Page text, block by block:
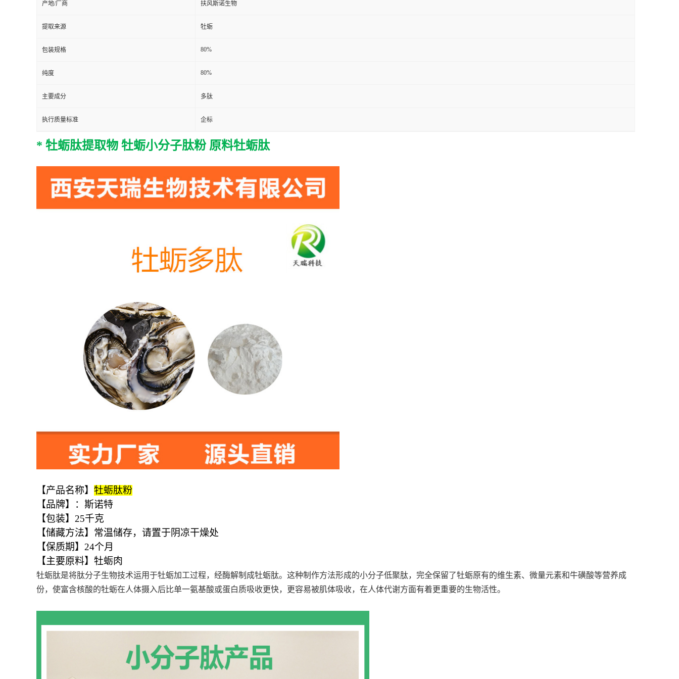
产地/厂商 扶风斯诺生物
提取来源 牡蛎
包装规格 80%
纯度 80%
主要成分 多肽
执行质量标准 企标
* 牡蛎肽提取物 牡蛎小分子肽粉 原料牡蛎肽
【产品名称】 牡蛎肽粉
【品牌】：斯诺特
【包装】 25千克
【储藏方法】常温储存，请置于阴凉干燥处
【保质期】 24个月
【主要原料】牡蛎肉
牡蛎肽是将肽分子生物技术运用于牡蛎加工过程，经酶解制成牡蛎肽。这种制作方法形成的小分子低聚肽，完全保留了牡蛎原有的维生素、微量元素和牛磺酸等营养成
份，使富含核酸的牡蛎在人体摄入后比单一氨基酸或蛋白质吸收更快，更容易被肌体吸收，在人体代谢方面有着更重要的生物活性。